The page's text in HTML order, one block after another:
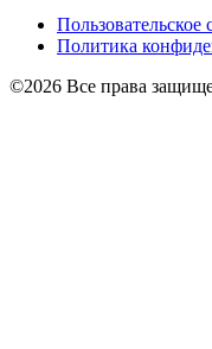
Пользовательское
Политика
©2026 Все права